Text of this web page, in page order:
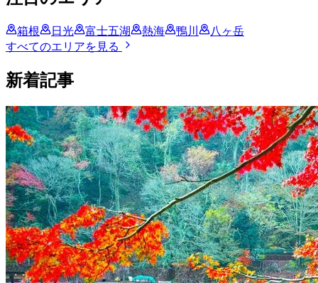
箱根 日光 富士五湖 熱海 鴨川
八ヶ岳
すべてのエリアを見る
新着記事